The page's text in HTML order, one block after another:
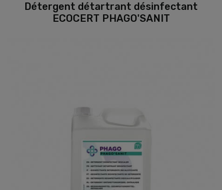
Détergent détartrant désinfectant
ECOCERT PHAGO'SANIT